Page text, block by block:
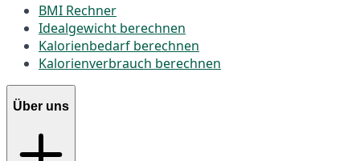
BMI Rechner
Idealgewicht berechnen
Kalorienbedarf berechnen
Kalorienverbrauch berechnen
Über uns